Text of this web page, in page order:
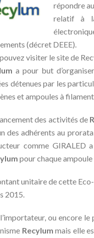
répondre
relatif à
(décret DEEE).
visiter le site de
a pour but
détenues par les
et ampoules à
des activités de
des adhérents au
comme GIRALED
pour chaque
unitaire de cette
2015.
l’importateur, ou encore
Recylum mais elle